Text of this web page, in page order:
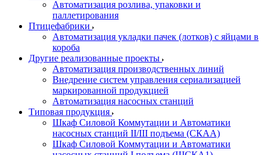
Автоматизация розлива, упаковки и
паллетирования
Птицефабрики
Автоматизация укладки пачек (лотков) с яйцами в
короба
Другие реализованные проекты
Автоматизация производственных линий
Внедрение систем управления сериализацией
маркированной продукцией
Автоматизация насосных станций
Типовая продукция
Шкаф Силовой Коммутации и Автоматики
насосных станций II/III подъема (СКАА)
Шкаф Силовой Коммутации и Автоматики